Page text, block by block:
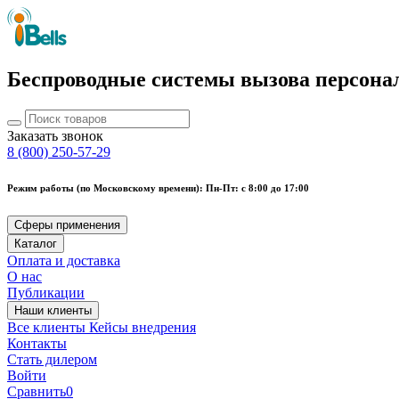
Беспроводные системы вызова
Заказать звонок
8 (800) 250-57-29
Режим работы (по Московскому времени): Пн-Пт: с 8:00 до 17:00
Сферы применения
Каталог
Оплата и доставка
О нас
Публикации
Наши клиенты
Все клиенты Кейсы внедрения
Контакты
Стать дилером
Войти
Сравнить0